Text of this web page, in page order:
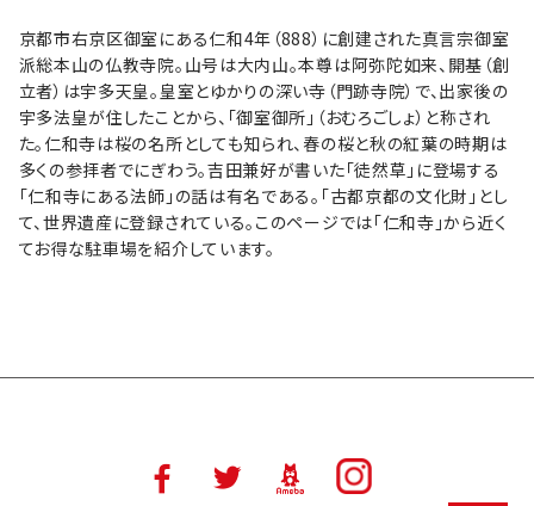
京都市右京区御室にある仁和4年（888）に創建された真言宗御室
派総本山の仏教寺院。山号は大内山。本尊は阿弥陀如来、開基（創
立者）は宇多天皇。皇室とゆかりの深い寺（門跡寺院）で、出家後の
宇多法皇が住したことから、「御室御所」（おむろごしょ）と称され
た。仁和寺は桜の名所としても知られ、春の桜と秋の紅葉の時期は
多くの参拝者でにぎわう。吉田兼好が書いた「徒然草」に登場する
「仁和寺にある法師」の話は有名である。「古都京都の文化財」とし
て、世界遺産に登録されている。このページでは「仁和寺」から近く
てお得な駐車場を紹介しています。